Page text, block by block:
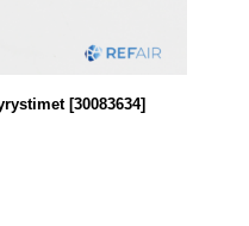
[30083634]